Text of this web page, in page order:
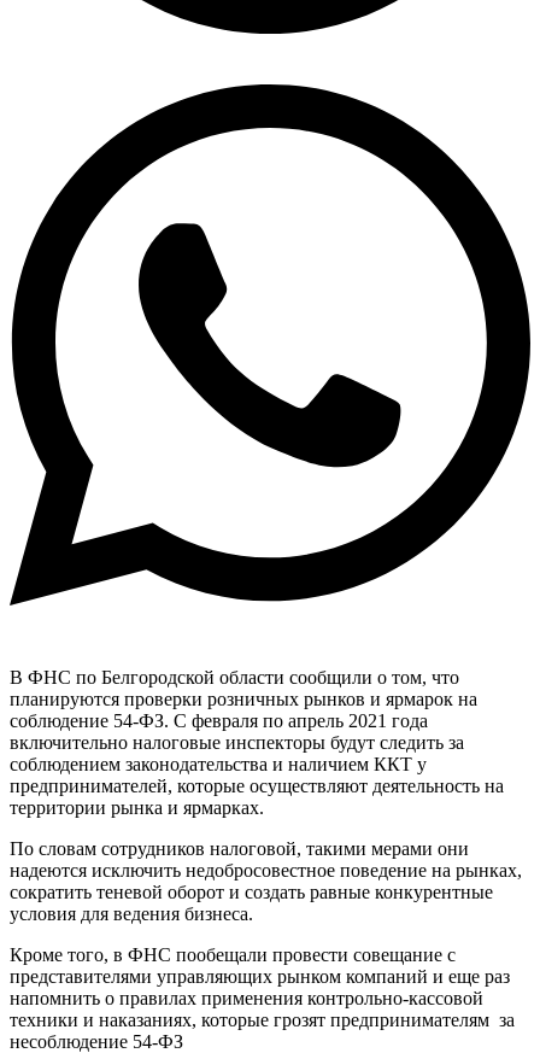
В ФНС по Белгородской области сообщили о том, что
планируются проверки розничных рынков и ярмарок на
соблюдение 54-ФЗ. С февраля по апрель 2021 года
включительно налоговые инспекторы будут следить за
соблюдением законодательства и наличием ККТ у
предпринимателей, которые осуществляют деятельность на
территории рынка и ярмарках.
По словам сотрудников налоговой, такими мерами они
надеются исключить недобросовестное поведение на рынках,
сократить теневой оборот и создать равные конкурентные
условия для ведения бизнеса.
Кроме того, в ФНС пообещали провести совещание с
представителями управляющих рынком компаний и еще раз
напомнить о правилах применения контрольно-кассовой
техники и наказаниях, которые грозят предпринимателям за
несоблюдение 54-ФЗ